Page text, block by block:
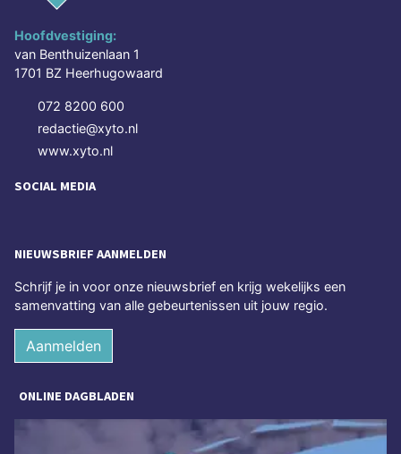
Hoofdvestiging:
van Benthuizenlaan 1
1701 BZ Heerhugowaard
072 8200 600
redactie@xyto.nl
www.xyto.nl
SOCIAL MEDIA
NIEUWSBRIEF AANMELDEN
Schrijf je in voor onze nieuwsbrief en krijg wekelijks een
samenvatting van alle gebeurtenissen uit jouw regio.
Aanmelden
ONLINE DAGBLADEN